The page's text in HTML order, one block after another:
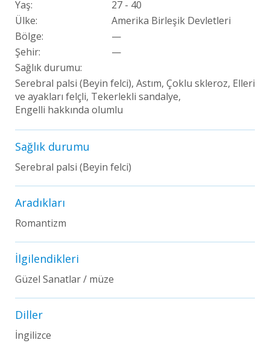
Yaş:
27 - 40
Ülke:
Amerika Birleşik Devletleri
Bölge:
—
Şehir:
—
Sağlık durumu:
Serebral palsi (Beyin felci), Astım, Çoklu skleroz, Elleri
ve ayakları felçli, Tekerlekli sandalye,
Engelli hakkında olumlu
Sağlık durumu
Serebral palsi (Beyin felci)
Aradıkları
Romantizm
İlgilendikleri
Güzel Sanatlar / müze
Diller
İngilizce